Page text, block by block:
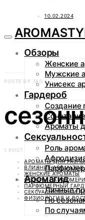
10.02.2024
Обзоры
Женские
Мужские
Унисекс
Гардероб
Создание
Ароматы
Роль
Аромагид
Личные
По
По
POSTS BY TAG
1 POST
АРОМАТЫ ДЛЯ
ВЛИЯНИЕ
ЖЕНСКИЕ АРОМАТЫ
ОБЗОРЫ
ПАРФЮМЕРНЫЙ
СЕКСУАЛЬНОСТЬ И
ФИЗИОЛОГИЯ И